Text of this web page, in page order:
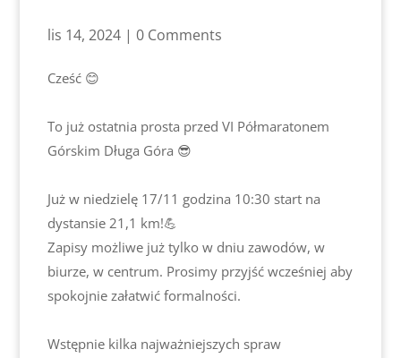
lis 14, 2024| 0 Comments
Cześć 😊
To już ostatnia prosta przed VI Półmaratonem
Górskim Długa Góra 😎
Już w niedzielę 17/11 godzina 10:30 start na
dystansie 21,1 km!💪
Zapisy możliwe już tylko w dniu zawodów, w
biurze, w centrum. Prosimy przyjść wcześniej aby
spokojnie załatwić formalności.
Wstępnie kilka najważniejszych spraw